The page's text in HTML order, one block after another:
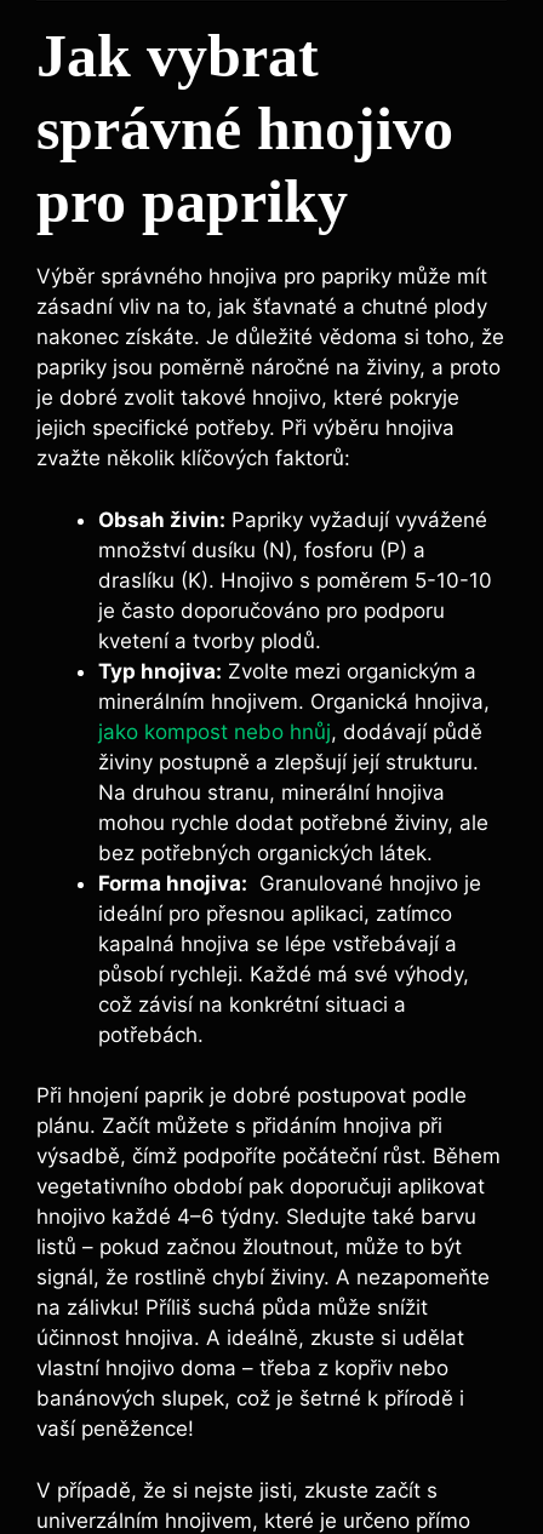
Jak vybrat
správné hnojivo
pro papriky
Výběr správného ⁣hnojiva ‍pro‍ papriky může mít
zásadní vliv na ⁢to, ⁤jak šťavnaté a chutné ⁤plody
nakonec získáte. Je důležité⁣ vědoma si toho,‍ že
papriky jsou poměrně náročné na živiny,‌ a ⁤proto
je ‍dobré⁣ zvolit takové ​hnojivo, které pokryje⁣
jejich‍ specifické⁢ potřeby. Při výběru hnojiva
zvažte několik klíčových faktorů:
Obsah živin: Papriky‍ vyžadují vyvážené
množství dusíku (N), fosforu (P) a
draslíku (K). Hnojivo s poměrem 5-10-10
‍je často doporučováno ⁤pro podporu
kvetení a tvorby plodů.
Typ ⁤hnojiva: Zvolte mezi organickým ⁤a
minerálním ‍hnojivem. ‍Organická⁣ hnojiva,⁤
jako kompost nebo hnůj, dodávají půdě ​
živiny⁤ postupně a zlepšují její strukturu.
Na⁣ druhou‍ stranu, minerální hnojiva
mohou rychle dodat​ potřebné živiny, ale
bez potřebných ⁢organických látek.
Forma hnojiva: ⁣ Granulované hnojivo je
ideální pro přesnou aplikaci,‌ zatímco
kapalná hnojiva‌ se​ lépe vstřebávají a
působí rychleji.‌ Každé ‌má své výhody,‍
což závisí na konkrétní situaci a
⁢potřebách.
Při hnojení​ paprik je dobré postupovat podle‌
plánu. ‌Začít můžete ‌s přidáním​ hnojiva při​
výsadbě, čímž​ podpoříte počáteční⁣ růst. Během‍
vegetativního období pak‌ doporučuji aplikovat
hnojivo každé 4–6 týdny. Sledujte také barvu
listů‌ – pokud začnou‌ žloutnout, ⁤může⁣ to ‌být
signál,⁣ že rostlině chybí ‍živiny. A nezapomeňte
na ‌zálivku! Příliš suchá půda může snížit
účinnost hnojiva. A ideálně, zkuste si‍ udělat
‍vlastní hnojivo doma – třeba z kopřiv​ nebo
banánových ​slupek,⁢ což ​je šetrné k přírodě i
⁢vaší peněžence!
V případě, že si‍ nejste jisti, zkuste začít s‍
univerzálním hnojivem, které ‍je ⁣určeno ⁢přímo